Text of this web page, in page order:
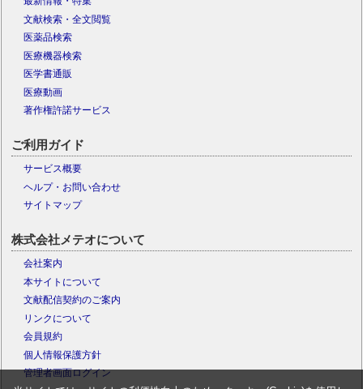
文献検索・全文閲覧
医薬品検索
医療機器検索
医学書通販
医療動画
著作権許諾サービス
ご利用ガイド
サービス概要
ヘルプ・お問い合わせ
サイトマップ
株式会社メテオについて
会社案内
本サイトについて
文献配信契約のご案内
リンクについて
会員規約
個人情報保護方針
管理者画面ログイン